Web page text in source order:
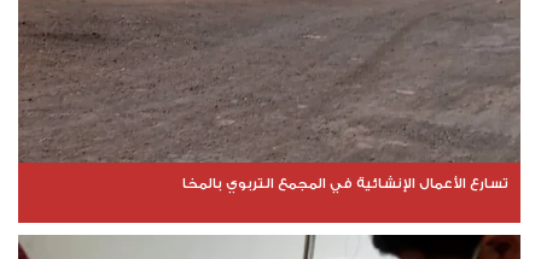
تسارع الأعمال الإنشائية في المجمع التربوي بالمخا